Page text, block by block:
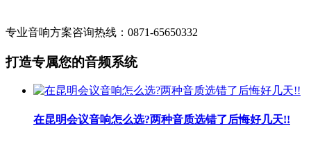
专业音响方案咨询热线：0871-65650332
打造专属您的音频系统
在昆明会议音响怎么选?两种音质选错了后悔好几天!!